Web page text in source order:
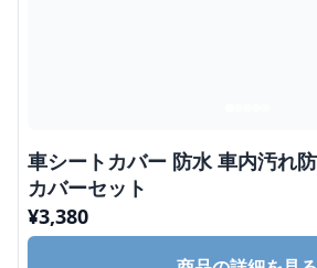
車シートカバー 防水 車内汚れ
カバーセット
¥3,380